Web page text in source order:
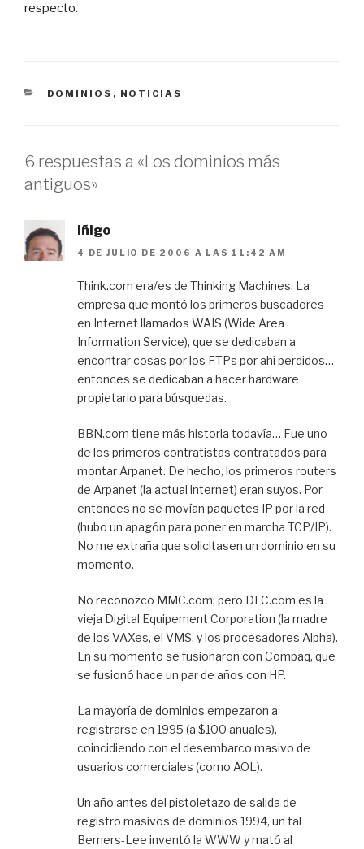
respecto.
CATEGORÍAS
DOMINIOS , NOTICIAS
6 respuestas a «Los dominios más
antiguos»
iñigo
4 DE JULIO DE 2006 A LAS 11:42 AM
Think.com era/es de Thinking Machines. La
empresa que montó los primeros buscadores
en Internet llamados WAIS (Wide Area
Information Service), que se dedicaban a
encontrar cosas por los FTPs por ahí perdidos…
entonces se dedicaban a hacer hardware
propietario para búsquedas.
BBN.com tiene más historia todavía… Fue uno
de los primeros contratistas contratados para
montar Arpanet. De hecho, los primeros routers
de Arpanet (la actual internet) eran suyos. Por
entonces no se movían paquetes IP por la red
(hubo un apagón para poner en marcha TCP/IP).
No me extraña que solicitasen un dominio en su
momento.
No reconozco MMC.com; pero DEC.com es la
vieja Digital Equipement Corporation (la madre
de los VAXes, el VMS, y los procesadores Alpha).
En su momento se fusionaron con Compaq, que
se fusionó hace un par de años con HP.
La mayoría de dominios empezaron a
registrarse en 1995 (a $100 anuales),
coincidiendo con el desembarco masivo de
usuarios comerciales (como AOL).
Un año antes del pistoletazo de salida de
registro masivos de dominios 1994, un tal
Berners-Lee inventó la WWW y mató al